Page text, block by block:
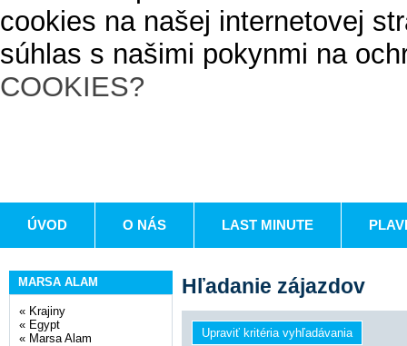
cookies na našej internetovej
súhlas s našimi pokynmi na
COOKIES?
ÚVOD O NÁS LAST MINUTE
MARSA ALAM
« Krajiny
« Egypt
« Marsa Alam
Hľadanie zájazdov